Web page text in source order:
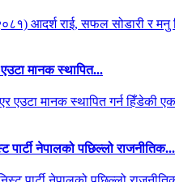
मानक स्थापित...
पार्टी नेपालको पछिल्लो राजनीतिक...